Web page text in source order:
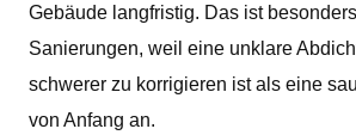
Gebäude langfristig. Das ist
Sanierungen, weil eine unklare
schwerer zu korrigieren ist als eine
von Anfang an.